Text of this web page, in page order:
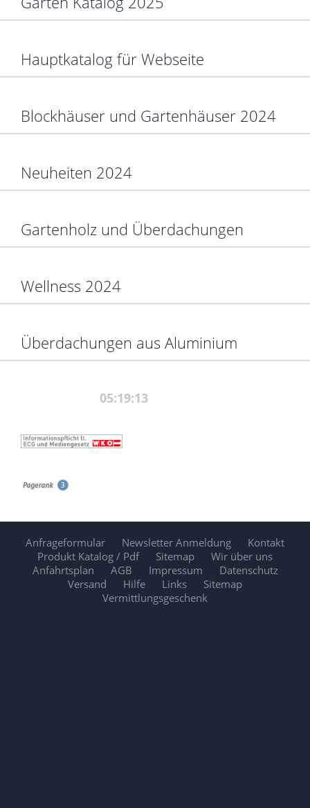
Hauptkatalog für Webseite
Blockhäuser und Gartenhäuser 2024
Neuheiten 2024
Gartenholz und Überdachungen
Wellness 2024
Überdachungen aus Aluminium
Anfrageformular Newsletter Anmeldung
Kontakt
Produkt Katalog / Pdf
Sitemap
Wir über uns
Anfahrtsplan
AGB Impressum
Datenschutz
Versand
Hilfe Links
Sitemap
Vermittlungsgeschenk